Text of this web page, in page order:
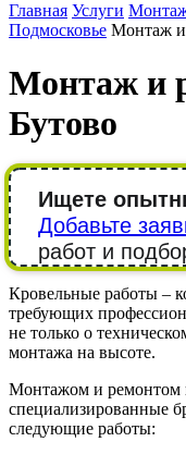
Главная Услуги
Подмосковье Монтаж и
Монтаж и
Бутово
Ищете
Добавьте
работ и
Кровельные работы –
требующих
не только о
монтажа на высоте.
Монтажом и ремонтом
специализированные
следующие работы: